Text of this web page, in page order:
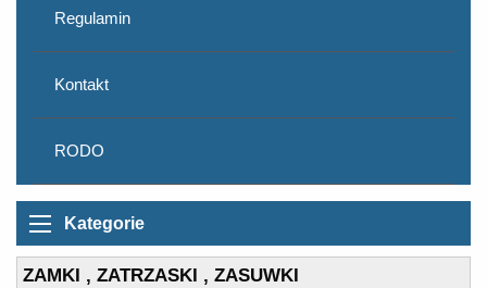
Regulamin
Kontakt
RODO
Kategorie
ZAMKI , ZATRZASKI , ZASUWKI